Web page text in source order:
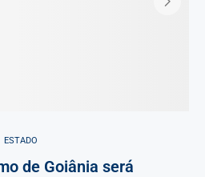
ESTADO
de Goiânia será